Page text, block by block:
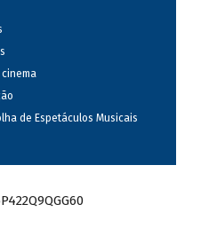
de Espetáculos Musicais